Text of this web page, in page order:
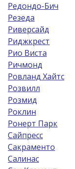
Редондо-Бич
Резеда
Риверсайд
Риджкрест
Рио Виста
Ричмонд
Ровланд Хайтс
Розвилл
Розмид
Роклин
Ронерт Парк
Сайпресс
Сакраменто
Салинас